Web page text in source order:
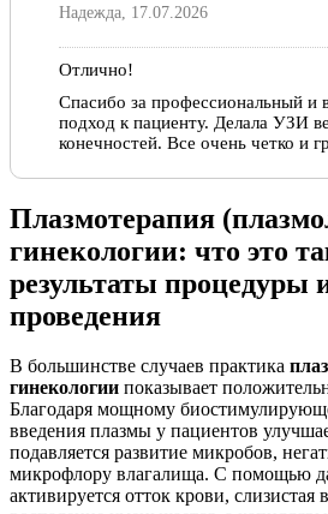
Надежда, 17.07.2026
Отлично!
Спасибо за профессиональный и
подход к пациенту. Делала УЗИ
конечностей. Все очень четко и
врачу. Еще раз спасибо!
Надия, 02.12.2022
Уже несколько лет наблюдаюсь у
очень рада, что встретила такого
Спасибо ей большое!
Елена, 27.04.2022
Отлично!
Уважаемое руководство клиники
объявить благодарность доктору
Плазмотерапия
гинекологии: что это
результаты процедуры
проведения
В большинстве случаев практика
гинекологии показывает
Благодаря мощному
введения плазмы у пациентов
подавляется развитие микробов,
микрофлору влагалища. С помощью
активируется отток крови, слизистая